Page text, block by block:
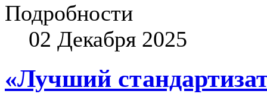
Подробности
02 Декабря 2025
«Лучший